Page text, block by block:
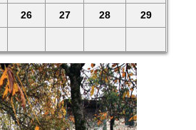
26 27 28 29